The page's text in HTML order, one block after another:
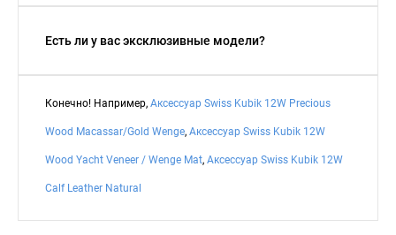
Есть ли у вас эксклюзивные модели?
Конечно! Например, Аксессуар Swiss Kubik 12W Precious
Wood Macassar/Gold Wenge, Аксессуар Swiss Kubik 12W
Wood Yacht Veneer / Wenge Mat, Аксессуар Swiss Kubik 12W
Calf Leather Natural